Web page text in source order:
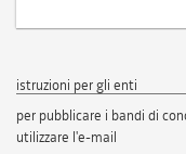
istruzioni per gli enti
per pubblicare i bandi di
utilizzare l'e-mail